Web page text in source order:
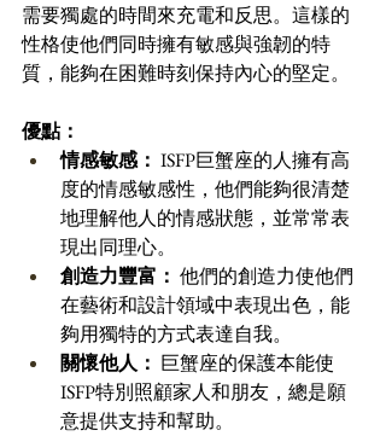
需要獨處的時間來充電和反思。這樣的
性格使他們同時擁有敏感與強韌的特
質，能夠在困難時刻保持內心的堅定。
優點：
情感敏感： ISFP巨蟹座的人擁有高
度的情感敏感性，他們能夠很清楚
地理解他人的情感狀態，並常常表
現出同理心。
創造力豐富： 他們的創造力使他們
在藝術和設計領域中表現出色，能
夠用獨特的方式表達自我。
關懷他人： 巨蟹座的保護本能使
ISFP特別照顧家人和朋友，總是願
意提供支持和幫助。